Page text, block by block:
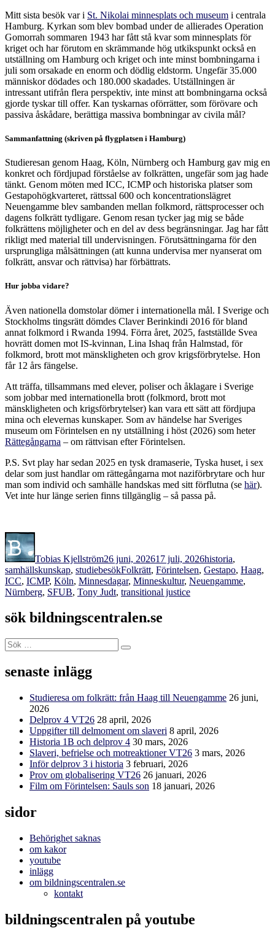
Mitt sista besök var i St. Nikolai minnesplats och museum i centrala
Hamburg. Kyrkan som blev bombad under de allierades Operation
Gomorrah sommaren 1943 har fått stå kvar som minnesplats för
kriget och har förutom en skrämmande hög utkikspunkt också en
utställning om Hamburg och kriget och inte minst bombningarna i
juli som orsakade en enorm och dödlig eldstorm. Ungefär 35.000
människor dödades och 180.000 skadades. Utställningen är
intressant utifrån flera perspektiv, inte minst att bombningarna också
gjorde tyskar till offer. Kan tyskarnas oförrätter, som förövare och
passiva åskådare, berättiga massiva bombningar av civila mål?
Sammanfattning (skriven på flygplatsen i Hamburg)
Studieresan genom Haag, Köln, Nürnberg och Hamburg gav mig en
konkret och fördjupad förståelse av folkrätten, ungefär som jag hade
tänkt. Genom möten med ICC, ICMP och historiska platser som
Gestapohögkvarteret, rättssal 600 och koncentrationslägret
Neuengamme blev sambanden mellan folkmord, rättsprocesser och
dagens folkrätt tydligare. Genom resan tycker jag mig se både
folkrättens möjligheter och en del av dess begränsningar. Jag har fått
rikligt med material till undervisningen. Förutsättningarna för den
ursprungliga målsättningen (att kunna undervisa mer nyanserat om
folkrätt, ansvar och rättvisa) har förbättrats.
Hur jobba vidare?
Även nationella domstolar dömer i internationella mål. I Sverige och
Stockholms tingsrätt dömdes Claver Berinkindi 2016 för bland
annat folkmord i Rwanda 1994. Förra året, 2025, fastställde Svea
hovrätt domen mot IS-kvinnan, Lina Ishaq från Halmstad, för
folkmord, brott mot mänskligheten och grov krigsförbrytelse. Hon
får 12 års fängelse.
Att träffa, tillsammans med elever, poliser och åklagare i Sverige
som jobbar med internationella brott (folkmord, brott mot
mänskligheten och krigsförbrytelser) kan vara ett sätt att fördjupa
mina och elevernas kunskaper. Som av händelse har Sveriges
museum om Förintelsen en ny utställning i höst (2026) som heter
Rättegångarna – om rättvisan efter Förintelsen.
P.S. Svt play har sedan 2025 en tysk dramaserie, Tyska huset, i sex
delar som just handlar om rättegångarna mot naziförbrytare och hur
man som individ och samhälle handskas med sitt förflutna (se här).
Vet inte hur länge serien finns tillgänglig – så passa på.
Tobias Kjellström26 juni, 202617 juli, 2026historia,
samhällskunskap, studiebesökEtiketter
Folkrätt, Förintelsen, Gestapo, Haag,
ICC, ICMP, Köln, Minnesdagar, Minneskultur, Neuengamme,
Nürnberg, SFUB, Tony Judt, transitional justice
sök bildningscentralen.se
Sök
efter:
Sök
senaste inlägg
Studieresa om folkrätt: från Haag till Neuengamme 26 juni,
2026
Delprov 4 VT26 28 april, 2026
Uppgifter till delmoment om slaveri 8 april, 2026
Historia 1B och delprov 4 30 mars, 2026
Slaveri, befrielse och motreaktioner VT26 3 mars, 2026
Inför delprov 3 i historia 3 februari, 2026
Prov om globalisering VT26 26 januari, 2026
Film om Förintelsen: Sauls son 18 januari, 2026
sidor
Behörighet saknas
om kakor
youtube
inlägg
om bildningscentralen.se
kontakt
bildningscentralen på youtube